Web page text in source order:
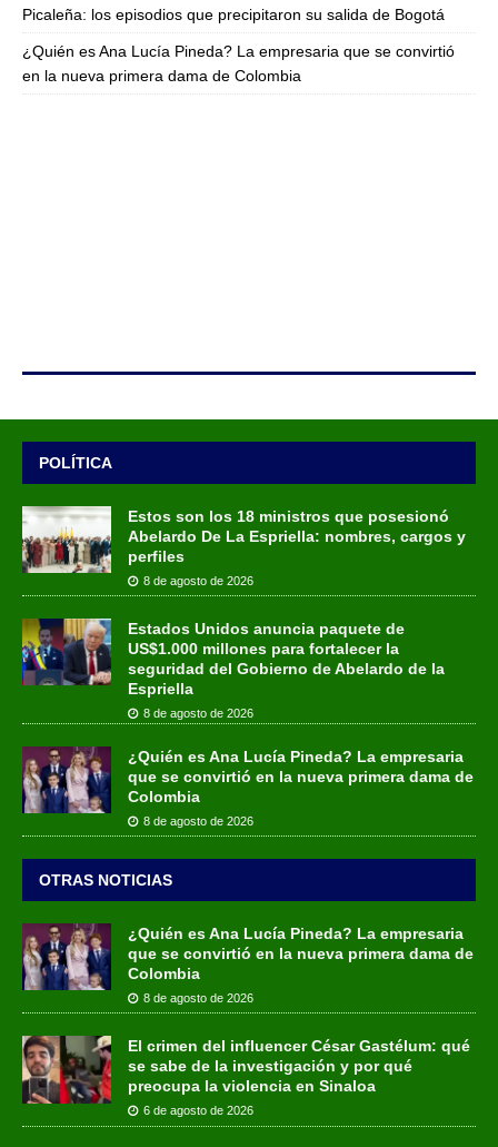
Picaleña: los episodios que precipitaron su salida de Bogotá
¿Quién es Ana Lucía Pineda? La empresaria que se convirtió
en la nueva primera dama de Colombia
POLÍTICA
Estos son los 18 ministros que posesionó
Abelardo De La Espriella: nombres, cargos y
perfiles
8 de agosto de 2026
Estados Unidos anuncia paquete de
US$1.000 millones para fortalecer la
seguridad del Gobierno de Abelardo de la
Espriella
8 de agosto de 2026
¿Quién es Ana Lucía Pineda? La empresaria
que se convirtió en la nueva primera dama de
Colombia
8 de agosto de 2026
OTRAS NOTICIAS
¿Quién es Ana Lucía Pineda? La empresaria
que se convirtió en la nueva primera dama de
Colombia
8 de agosto de 2026
El crimen del influencer César Gastélum: qué
se sabe de la investigación y por qué
preocupa la violencia en Sinaloa
6 de agosto de 2026